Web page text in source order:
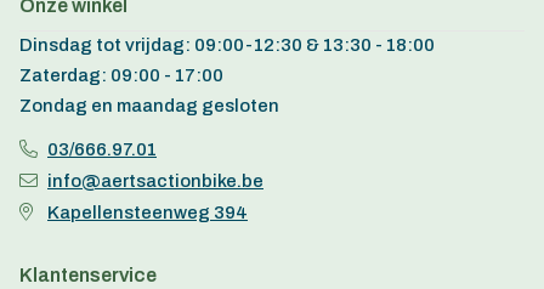
Onze winkel
Dinsdag tot vrijdag: 09:00-12:30 & 13:30 - 18:00
Zaterdag: 09:00 - 17:00
Zondag en maandag gesloten
03/666.97.01
info@aertsactionbike.be
Kapellensteenweg 394
Klantenservice